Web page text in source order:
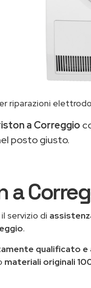
riparazioni
a Correggio
posto giusto.
a
servizio di
.
qualificato e
materiali originali